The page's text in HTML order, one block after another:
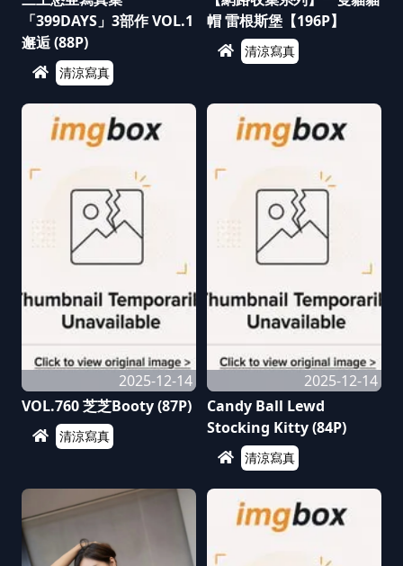
「399DAYS」3部作 VOL.1
邂逅 (88P)
清涼寫真
帽 雷根斯堡【196P】
清涼寫真
2025-12-14
VOL.760 芝芝Booty (87P)
清涼寫真
2025-12-14
Candy Ball Lewd
Stocking Kitty (84P)
清涼寫真